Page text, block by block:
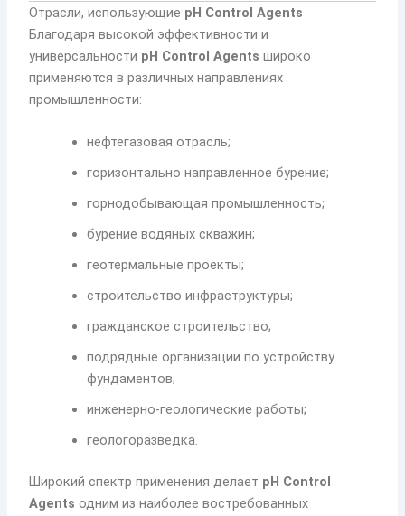
Отрасли, использующие pH Control Agents
Благодаря высокой эффективности и
универсальности pH Control Agents широко
применяются в различных направлениях
промышленности:
нефтегазовая отрасль;
горизонтально направленное бурение;
горнодобывающая промышленность;
бурение водяных скважин;
геотермальные проекты;
строительство инфраструктуры;
гражданское строительство;
подрядные организации по устройству
фундаментов;
инженерно-геологические работы;
геологоразведка.
Широкий спектр применения делает pH Control
Agents одним из наиболее востребованных